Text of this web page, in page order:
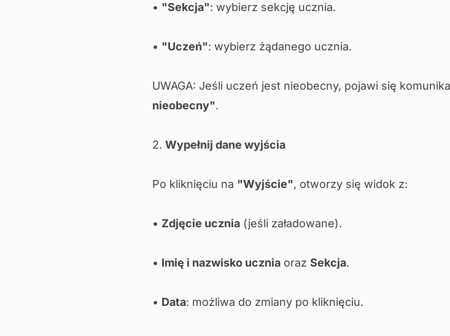
• "Sekcja": wybierz sekcję ucznia.
• "Uczeń": wybierz żądanego ucznia.
UWAGA: Jeśli uczeń jest nieobecny, pojawi się
nieobecny".
2. Wypełnij dane wyjścia
Po kliknięciu na "Wyjście", otworzy się widok z:
• Zdjęcie ucznia (jeśli załadowane).
• Imię i nazwisko ucznia oraz Sekcja.
• Data: możliwa do zmiany po kliknięciu.